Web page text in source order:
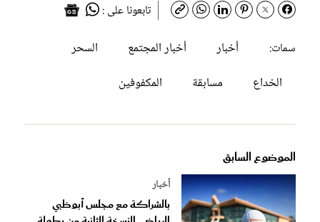
تابعونا على :
سمات:
أخبار أخبار المجتمع
السحر
الخداع
مسابقة المكفوفين
الموضوع السابق
أخبار
بالشراكة مع مجلس أبوظبي